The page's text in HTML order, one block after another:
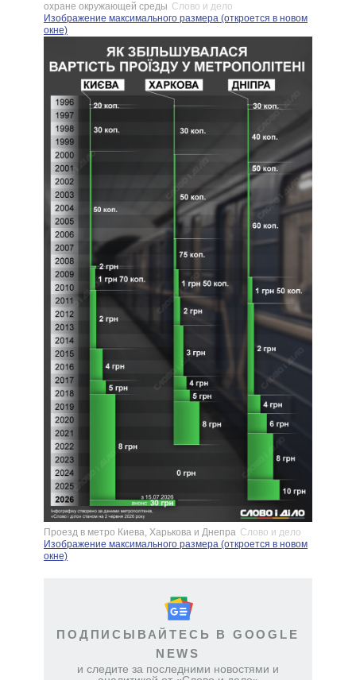
охране окружающей среды Слово и дело
Изображение максимального размера (откроется в новом
окне)
Проезд в метро Киева, Харькова и Днепра Слово и дело
Изображение максимального размера (откроется в новом
окне)
ПОДПИСЫВАЙТЕСЬ В GOOGLE
NEWS
и следите за последними новостями и